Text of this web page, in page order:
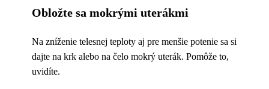
Obložte sa mokrými uterákmi
Na zníženie telesnej teploty aj pre menšie potenie sa si
dajte na krk alebo na čelo mokrý uterák. Pomôže to,
uvidíte.